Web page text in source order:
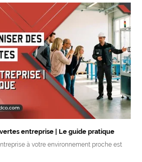
entreprise | Le guide pratique
à votre environnement proche est